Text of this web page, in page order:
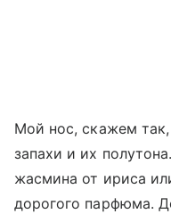
Мой нос, скажем
запахи и их
жасмина от ириса
дорогого парфюма.